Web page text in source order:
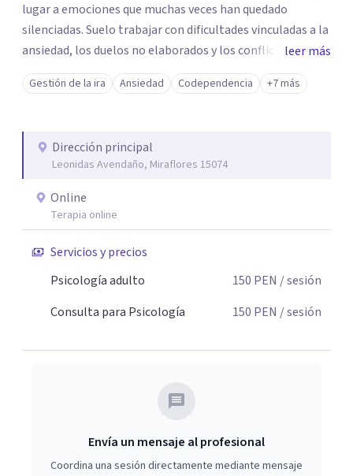
lugar a emociones que muchas veces han quedado
silenciadas. Suelo trabajar con dificultades vinculadas a la
ansiedad, los duelos no elaborados y los conflictos en los
vínculos, así como con situaciones de sufrimiento que
impactan en la vida personal, familiar o relacional.
acompañamiento y sostén, respetando la singularidad y
el ritmo de cada persona.
leer más
Gestión de la ira Ansiedad Codependencia +7 más
Dirección principal
Leonidas Avendaño, Miraflores 15074
Online
Terapia online
Servicios y precios
Psicología adulto
150 PEN / sesión
Consulta para Psicología
150 PEN / sesión
Envía un mensaje al profesional
Coordina una sesión directamente mediante mensaje